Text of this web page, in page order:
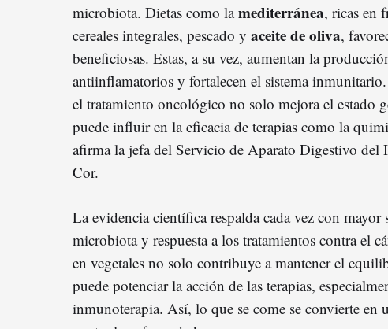
microbiota. Dietas como lamediterránea, ricas en
cereales integrales, pescado y aceite de oliva,
beneficiosas. Estas, a su vez, aumentan la
antiinflamatorios y fortalecen el sistema
el tratamiento oncológico no solo mejora el estado
puede influir en la eficacia de terapias como la
afirma la jefa del Servicio de Aparato Digestivo del
Cor.
La evidencia científica respalda cada vez con
microbiota y respuesta a los tratamientos contra el
en vegetales no solo contribuye a mantener el
puede potenciar la acción de las terapias,
inmunoterapia. Así, lo que se come se convierte en